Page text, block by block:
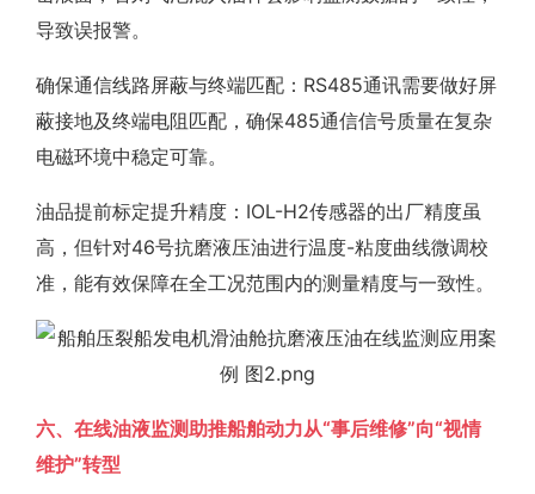
导致误报警。
确保通信线路屏蔽与终端匹配：RS485通讯需要做好屏
蔽接地及终端电阻匹配，确保485通信信号质量在复杂
电磁环境中稳定可靠。
油品提前标定提升精度：IOL-H2传感器的出厂精度虽
高，但针对46号抗磨液压油进行温度-粘度曲线微调校
准，能有效保障在全工况范围内的测量精度与一致性。
六、在线油液监测助推船舶动力从“事后维修”向“视情
维护”转型